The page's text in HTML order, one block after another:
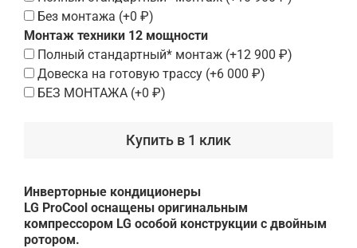
Купить в 1 клик
Без монтажа (+0 ₽)
Монтаж техники 12 мощности
Полный стандартный* монтаж (+12 900 ₽)
Довеска на готовую трассу (+6 000 ₽)
БЕЗ МОНТАЖА (+0 ₽)
Инверторные кондиционеры
LG ProCool оснащены оригинальным
компрессором LG особой конструкции с двойным
ротором.